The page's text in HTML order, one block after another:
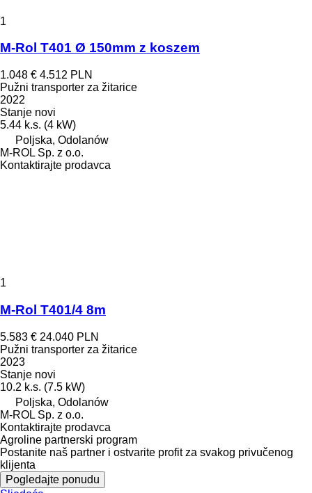
1
M-Rol T401 Ø 150mm z koszem
1.048 € 4.512 PLN
Pužni transporter za žitarice
2022
Stanje novi
5.44 k.s. (4 kW)
Poljska, Odolanów
M-ROL Sp. z o.o.
Kontaktirajte prodavca
1
M-Rol T401/4 8m
5.583 € 24.040 PLN
Pužni transporter za žitarice
2023
Stanje novi
10.2 k.s. (7.5 kW)
Poljska, Odolanów
M-ROL Sp. z o.o.
Kontaktirajte prodavca
Agroline partnerski program
Postanite naš partner i ostvarite profit za svakog privučenog
klijenta
Pogledajte ponudu